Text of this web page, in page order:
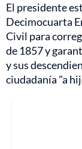
El presidente
Decimocuarta
Civil para
de 1857 y
y sus
ciudadanía "a